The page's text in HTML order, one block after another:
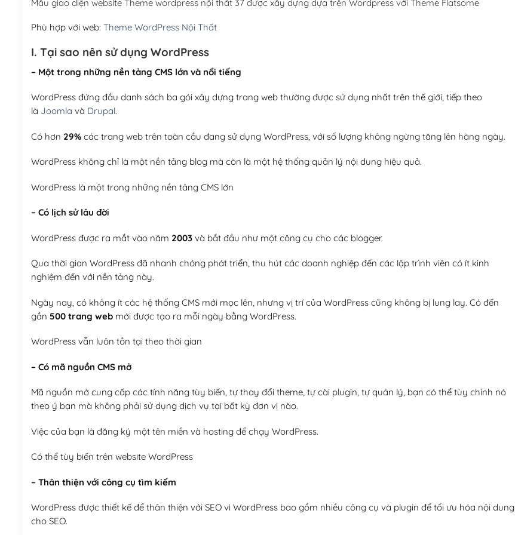
Mẫu giao diện website Theme wordpress nội thất 37 được xây dựng dựa trên Wordpress với Theme Flatsome
Phù hợp với web: Theme WordPress Nội Thất
I. Tại sao nên sử dụng WordPress
– Một trong những nền tảng CMS lớn và nổi tiếng
WordPress đứng đầu danh sách ba gói xây dựng trang web thường được sử dụng nhất trên thế giới, tiếp theo
là Joomla và Drupal.
Có hơn 29%các trang web trên toàn cầu đang sử dụng WordPress, với số lượng không ngừng tăng lên hàng ngày.
WordPress không chỉ là một nền tảng blog mà còn là một hệ thống quản lý nội dung hiệu quả.
WordPress là một trong những nền tảng CMS lớn
– Có lịch sử lâu đời
WordPress được ra mắt vào năm 2003và bắt đầu như một công cụ cho các blogger.
Qua thời gian WordPress đã nhanh chóng phát triển, thu hút các doanh nghiệp đến các lập trình viên có ít kinh
nghiệm đến với nền tảng này.
Ngày nay, có không ít các hệ thống CMS mới mọc lên, nhưng vị trí của WordPress cũng không bị lung lay. Có đến
gần 500 trang webmới được tạo ra mỗi ngày bằng WordPress.
WordPress vẫn luôn tồn tại theo thời gian
– Có mã nguồn CMS mở
Mã nguồn mở cung cấp các tính năng tùy biến, tự thay đổi theme, tự cài plugin, tự quản lý, bạn có thể tùy chỉnh nó
theo ý bạn mà không phải sử dụng dịch vụ tại bất kỳ đơn vị nào.
Việc của bạn là đăng ký một tên miền và hosting để chạy WordPress.
Có thể tùy biến trên website WordPress
– Thân thiện với công cụ tìm kiếm
WordPress được thiết kế để thân thiện với SEO vì WordPress bao gồm nhiều công cụ và plugin để tối ưu hóa nội dung
cho SEO.